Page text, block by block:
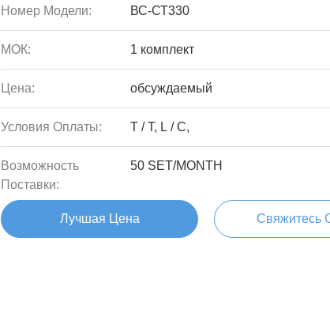
Номер Модели: ВС-СТ330
МОК: 1 комплект
Цена: обсуждаемый
Условия Оплаты: T / T, L / C,
Возможность
Поставки:
50 SET/MONTH
Лучшая Цена Свяжитесь